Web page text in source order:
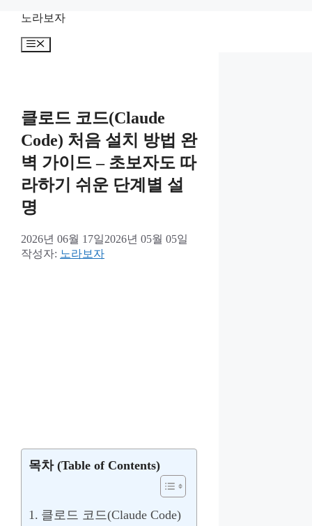
노라보자
메
클로드 코드(Claude
Code) 처음 설치 방법 완
벽 가이드 – 초보자도 따
라하기 쉬운 단계별 설
명
2026년 06월 17일2026년 05월 05일
작성자: 노라보자
목차 (Table of Contents)
클로드 코드(Claude Code)